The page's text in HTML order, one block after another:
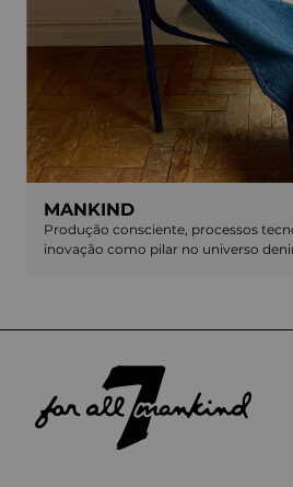
MANKIND
Produção consciente, processos
inovação como pilar no universo